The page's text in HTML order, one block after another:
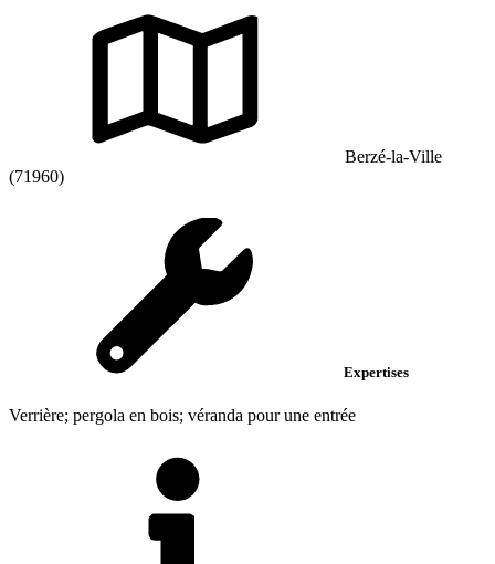
Berzé-la-Ville
(71960)
Expertises
Verrière; pergola en bois; véranda pour une entrée